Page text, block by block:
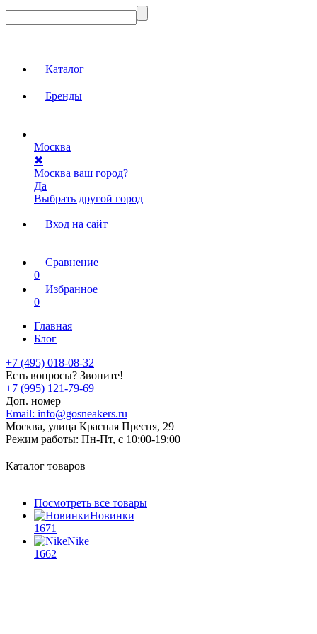
Каталог
Бренды
Москва
✖
Москва ваш город?
Да
Выбрать другой город
Вход на сайт
Сравнение
0
Избранное
0
Главная
Блог
+7 (495) 018-08-32
Есть вопросы? Звоните!
+7 (995) 121-79-69
Доп. номер
Email: info@gosneakers.ru
Москва, улица Красная Пресня, 29
Режим работы: Пн-Пт, с 10:00-19:00
Каталог товаров
Посмотреть все товары
Новинки
1671
Nike
1662